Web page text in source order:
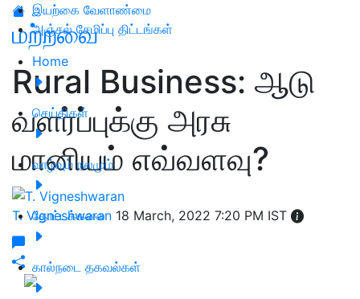
இயற்கை வேளாண்மை
அஞ்சல் சேமிப்பு திட்டங்கள்
Home
செய்திகள்
வாழ்வும் நலமும்
தோட்டக்கலை
கால்நடை தகவல்கள்
மற்றவை
Rural Business: ஆடு
வளர்ப்புக்கு அரசு
மானியம் எவ்வளவு?
T. Vigneshwaran 18 March, 2022 7:20 PM IST